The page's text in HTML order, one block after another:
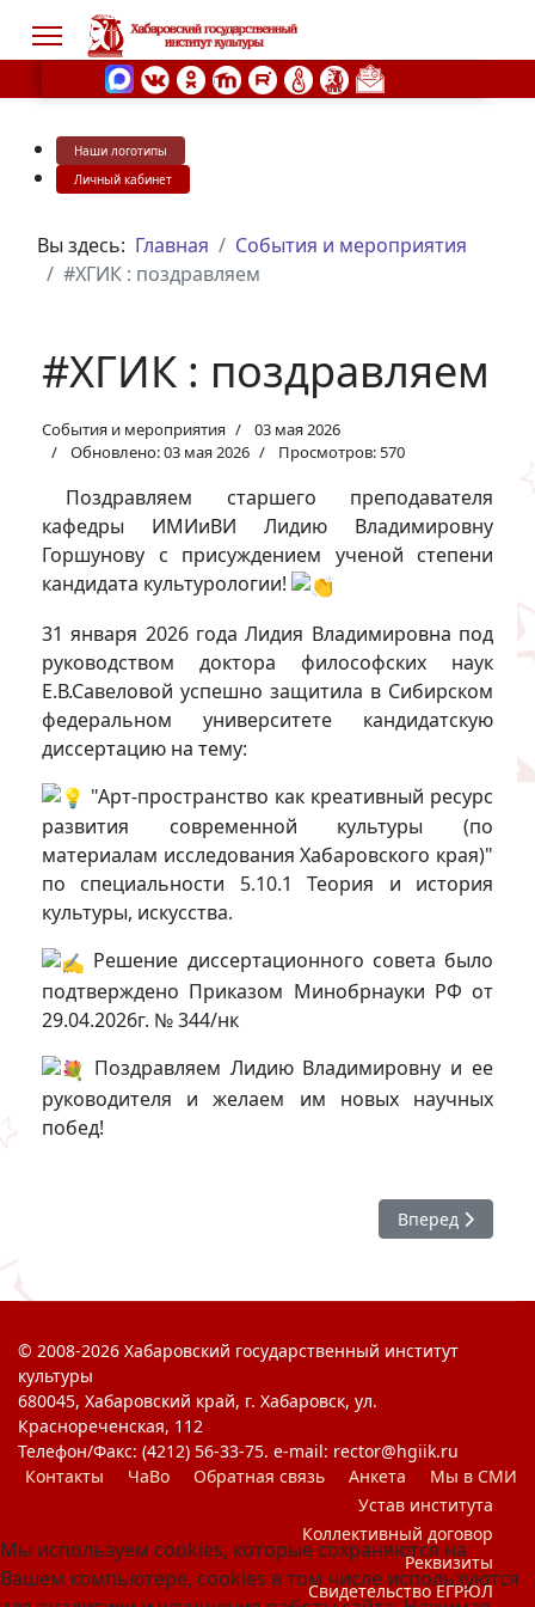
Наши логотипы
Личный кабинет
Вы здесь: Главная
События и мероприятия
#ХГИК : поздравляем
#ХГИК : поздравляем
События и мероприятия
03 мая 2026
Обновлено: 03 мая 2026
Просмотров: 570
Поздравляем старшего преподавателя
кафедры ИМИиВИ Лидию Владимировну
Горшунову с присуждением ученой степени
кандидата культурологии!
31 января 2026 года Лидия Владимировна под
руководством доктора философских наук
Е.В.Савеловой успешно защитила в Сибирском
федеральном университете кандидатскую
диссертацию на тему:
"Арт-пространство как креативный ресурс
развития современной культуры (по
материалам исследования Хабаровского края)"
по специальности 5.10.1 Теория и история
культуры, искусства.
Решение диссертационного совета было
подтверждено Приказом Минобрнауки РФ от
29.04.2026г. № 344/нк
Поздравляем Лидию Владимировну и ее
руководителя и желаем им новых научных
побед!
Следующий:
Вперед
© 2008-2026 Хабаровский государственный институт
культуры
680045, Хабаровский край, г. Хабаровск, ул.
Краснореченская, 112
Телефон/Факс: (4212) 56-33-75. e-mail: rector@hgiik.ru
Контакты
ЧаВо Обратная связь Анкета
Мы в СМИ
Устав института
Коллективный договор
Реквизиты
Свидетельство ЕГРЮЛ
Мы используем cookies, которые сохраняются на
Вашем компьютере, cookies в том числе используются